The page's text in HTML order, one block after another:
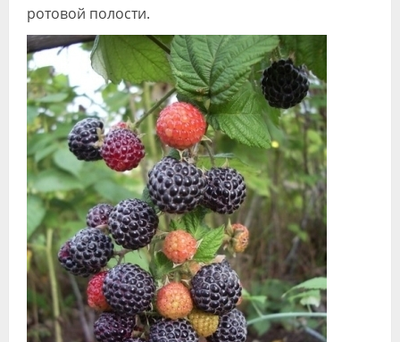
Специалисты
Галерея
Блоги
Лаборатории
ротовой полости.